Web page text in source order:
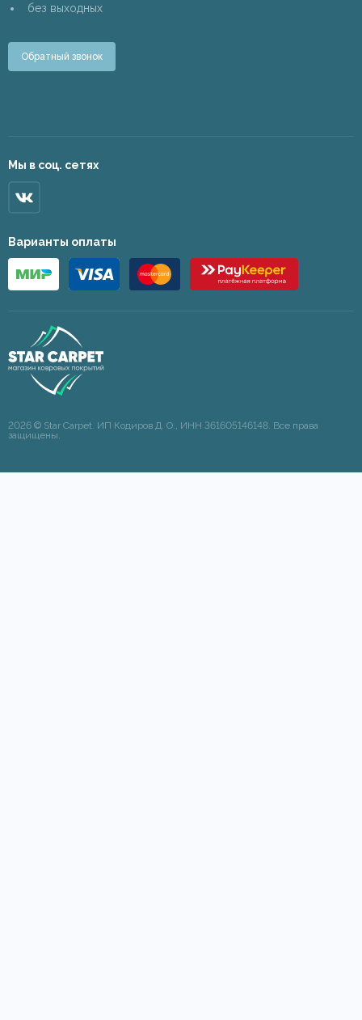
без выходных
Обратный звонок
Мы в соц. сетях
Варианты оплаты
2026 © Star Carpet. ИП Кодиров Д. О., ИНН 361605146148. Все права
защищены.